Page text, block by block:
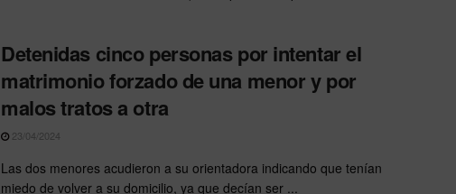
Detenidas cinco personas por intentar el
matrimonio forzado de una menor y por
malos tratos a otra
23/04/2024
Las dos menores acudieron a su orientadora indicando que tenían
miedo de volver a su domicilio, ya que decían ser ...